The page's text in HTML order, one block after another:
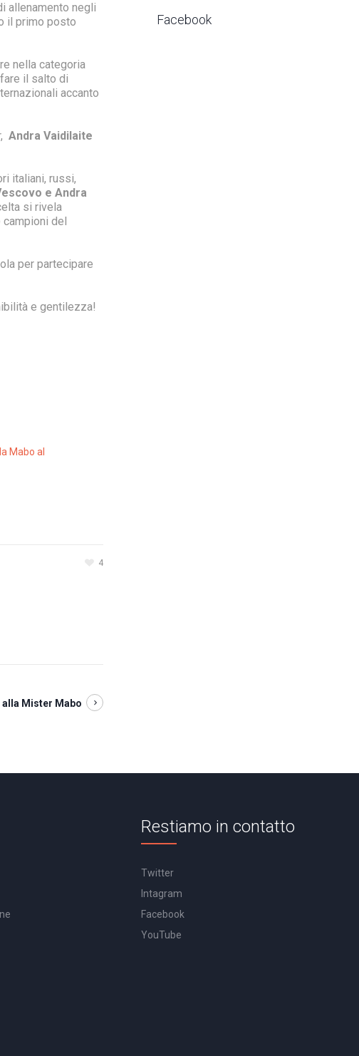
allenamento negli
il primo posto
nella categoria
il salto di
accanto
Andra Vaidilaite
italiani, russi,
e Andra
si rivela
del
per partecipare
e gentilezza!
Mabo al
4
Mister Mabo
Facebook
Restiamo in contatto
Twitter
Intagram
Facebook
YouTube